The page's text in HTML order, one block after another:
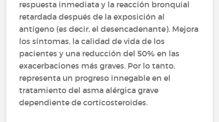
respuesta inmediata y la reacción bronquial
retardada después de la exposición al
antígeno (es decir, el desencadenante). Mejora
los síntomas, la calidad de vida de los
pacientes y una reducción del 50% en las
exacerbaciones más graves. Por lo tanto,
representa un progreso innegable en el
tratamiento del asma alérgica grave
dependiente de corticosteroides.